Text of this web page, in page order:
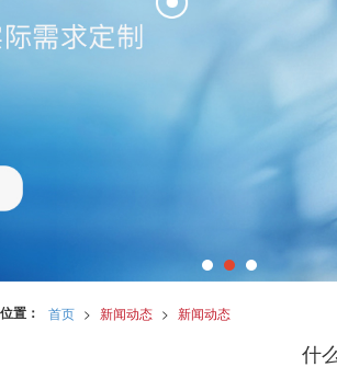
置： 首页 > 新闻动态 > 新闻动态
什